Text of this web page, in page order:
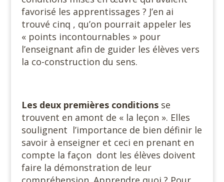
favorisé les apprentissages ? J’en ai
trouvé cinq , qu’on pourrait appeler les
« points incontournables » pour
l’enseignant afin de guider les élèves vers
la co-construction du sens.
Les deux premières conditionsse
trouvent en amont de « la leçon ». Elles
soulignent l’importance de bien définir le
savoir à enseigner et ceci en prenant en
compte la façon dont les élèves doivent
faire la démonstration de leur